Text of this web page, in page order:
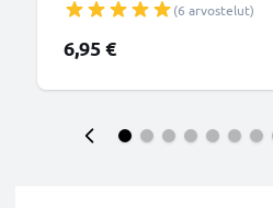
(6 arvostelut)
6,95 €